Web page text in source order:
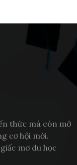
thức mà còn mở
cơ hội mới.
mơ du học